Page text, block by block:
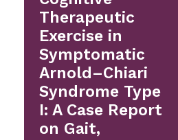
Therapeutic
Exercise in
Symptomatic
Arnold–Chiari
Syndrome Type
I: A Case Report
on Gait,